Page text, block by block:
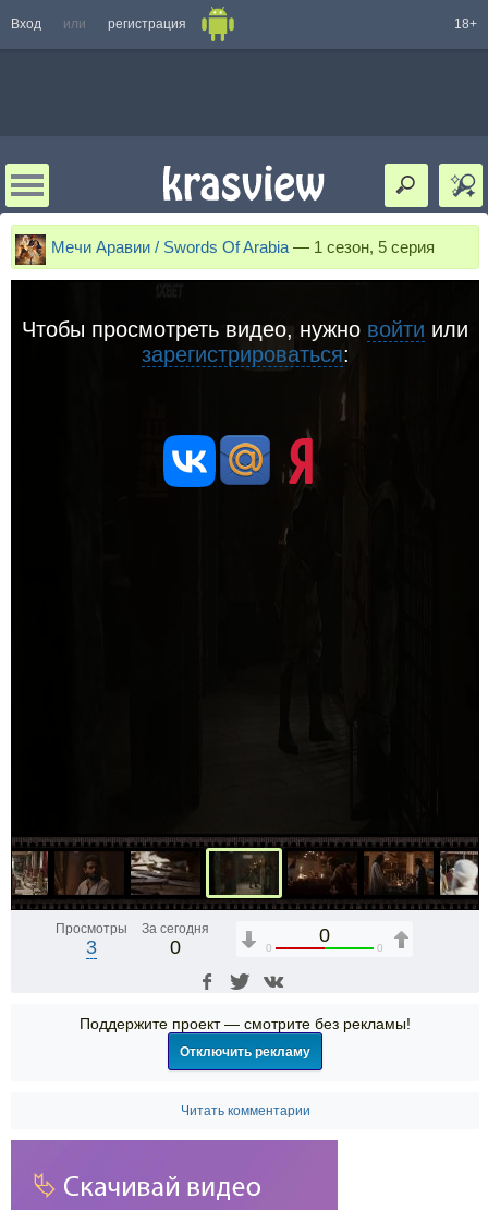
Вход или регистрация 18+
Мечи Аравии / Swords Of Arabia — 1 сезон, 5 серия
Чтобы просмотреть видео, нужно войти или
зарегистрироваться:
Просмотры
3
За сегодня
0
0
0 0
Поддержите проект — смотрите без рекламы!
Отключить рекламу
Читать комментарии